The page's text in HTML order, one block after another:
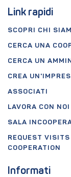
Link rapidi
SCOPRI CHI
CERCA UNA
CERCA UN
CREA
ASSOCIATI
LAVORA CON NOI
SALA
REQUEST
COOPERATION
Informati